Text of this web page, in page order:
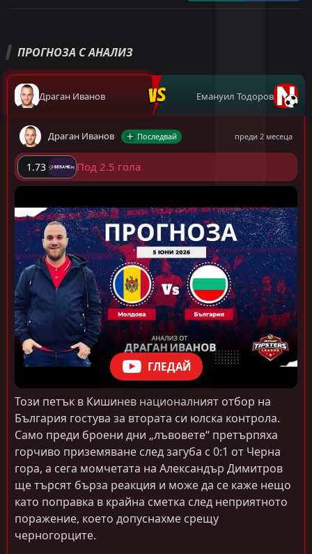
ПРОГНОЗА С АНАЛИЗ
Драган Иванов Емануил Тодоров
Драган Иванов Последвай преди 2 месеца
1.73 Под 2.5 гола
ГЛЕДАЙ
Този петък в Кишинев националният отбор на
България гостува за втората си юлска контрола.
Само преди броени дни „лъвовете“ претърпяха
горчиво приземяване след загуба с 0:1 от Черна
гора, а сега момчетата на Александър Димитров
ще търсят бърза реакция и може да се каже нещо
като поправка в крайна сметка след неприятното
поражение, което допуснахме срещу
черногорците.